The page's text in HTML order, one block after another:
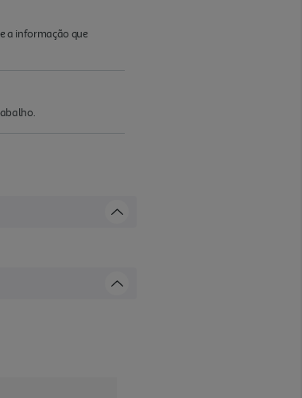
a informação que